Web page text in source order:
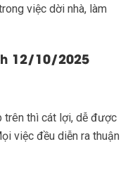
việc dời nhà, làm
12/10/2025
trên thì cát lợi, dễ được
việc đều diễn ra thuận